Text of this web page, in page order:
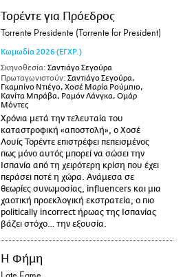
Τορέντε για Πρόεδρος
Torrente Presidente (Torrente for President)
Κωμωδία 2026 (ΕΓΧΡ.)
Σκηνοθεσία: Σαντιάγο Σεγούρα
Πρωταγωνιστούν: Σαντιάγο Σεγούρα,
Γκαμπίνο Ντιέγο, Χοσέ Μαρία Ρούμπιο,
Κανίτα Μπράβα, Ραμόν Λάνγκα, Ομάρ
Μόντες
Χρόνια μετά την τελευταία του
καταστροφική «αποστολή», ο Χοσέ
Λουίς Τορέντε επιστρέφει πεπεισμένος
πως μόνο αυτός μπορεί να σώσει την
Ισπανία από τη χειρότερη κρίση που έχει
περάσει ποτέ η χώρα. Ανάμεσα σε
θεωρίες συνωμοσίας, influencers και μια
χαοτική προεκλογική εκστρατεία, ο πιο
politically incorrect ήρωας της Ισπανίας
βάζει στόχο… την εξουσία.
Η Φήμη